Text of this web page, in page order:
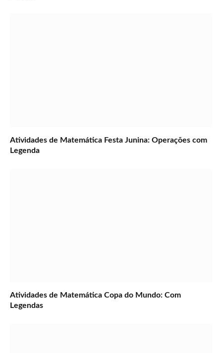
Atividades de Matemática Festa Junina: Operações com
Legenda
Atividades de Matemática Copa do Mundo: Com
Legendas